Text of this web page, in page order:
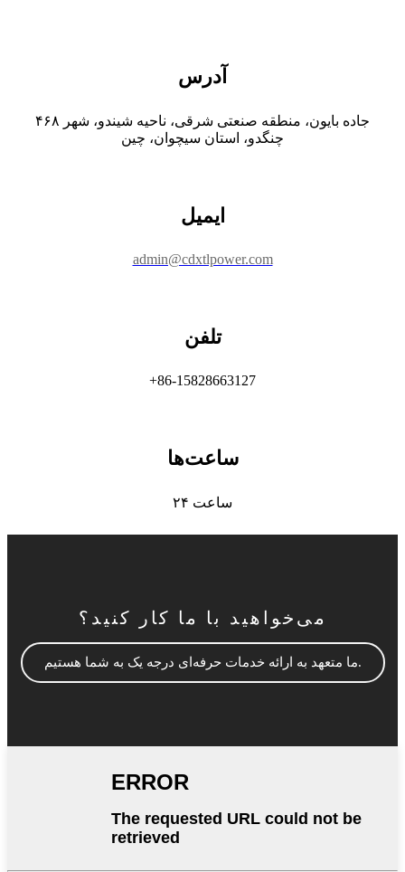
آدرس
۴۶۸ جاده بایون، منطقه صنعتی شرقی، ناحیه شیندو، شهر
چنگدو، استان سیچوان، چین
ایمیل
admin@cdxtlpower.com
تلفن
‎+86-15828663127‎
ساعت‌ها
۲۴ ساعت
می‌خواهید با ما کار کنید؟
ما متعهد به ارائه خدمات حرفه‌ای درجه یک به شما هستیم.